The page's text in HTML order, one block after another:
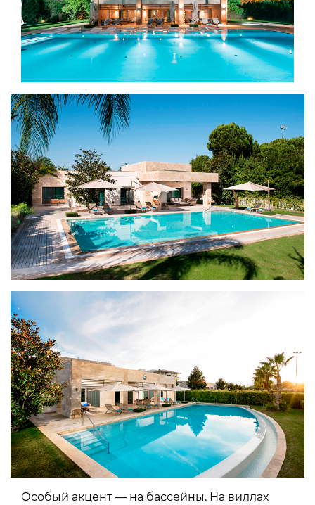
Особый акцент — на бассейны. На виллах